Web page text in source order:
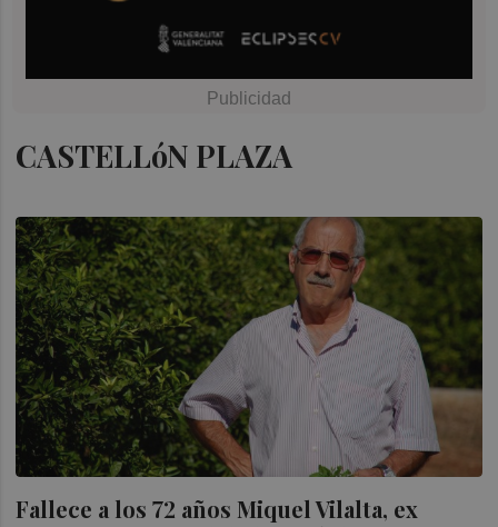
CASTELLóN PLAZA
Fallece a los 72 años Miquel Vilalta, ex